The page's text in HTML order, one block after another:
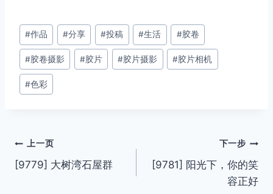
文
章
标
签：
#作品 #分享 #投稿 #生活 #胶卷
#胶卷摄影 #胶片 #胶片摄影 #胶片相机
#色彩
文
章
上一页
[9779] 大树湾石屋群
下一步
[9781] 阳光下，你的笑
容正好